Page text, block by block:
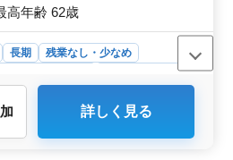
高年齢 62歳
長期
残業なし・少なめ
医療事務・受付
〜5日の勤務が可能で、シフト
分のライフスタイルに合わせた
詳しく見る